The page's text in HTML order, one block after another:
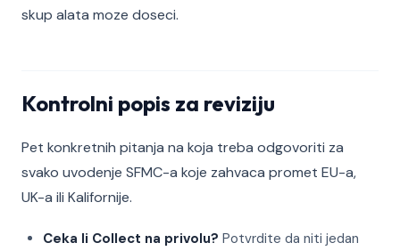
skup alata moze doseci.
Kontrolni popis za reviziju
Pet konkretnih pitanja na koja treba odgovoriti za
svako uvodenje SFMC-a koje zahvaca promet EU-a,
UK-a ili Kalifornije.
Ceka li Collect na privolu? Potvrdite da niti jedan